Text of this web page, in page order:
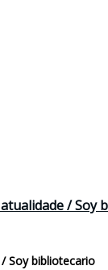
/ Soy
Soy bibliotecario